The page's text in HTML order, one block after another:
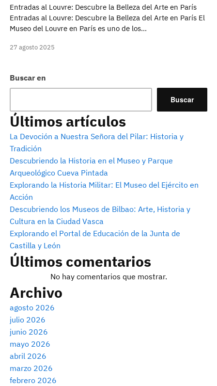
Buscar en
Buscar
Últimos artículos
La Devoción a Nuestra Señora del Pilar: Historia y
Tradición
Descubriendo la Historia en el Museo y Parque
Arqueológico Cueva Pintada
Explorando la Historia Militar: El Museo del Ejército en
Acción
Descubriendo los Museos de Bilbao: Arte, Historia y
Cultura en la Ciudad Vasca
Explorando el Portal de Educación de la Junta de
Castilla y León
Últimos comentarios
No hay comentarios que mostrar.
Archivo
agosto 2026
julio 2026
junio 2026
mayo 2026
abril 2026
marzo 2026
febrero 2026
Entradas al Louvre: Descubre la Belleza del Arte en París
Entradas al Louvre: Descubre la Belleza del Arte en París El
Museo del Louvre en París es uno de los…
27 agosto 2025